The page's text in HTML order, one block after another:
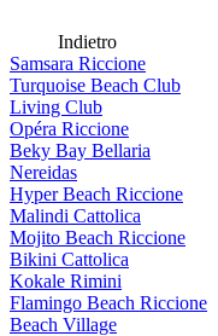
Indietro
Samsara Riccione
Turquoise Beach Club
Living Club
Opéra Riccione
Beky Bay Bellaria
Nereidas
Hyper Beach Riccione
Malindi Cattolica
Mojito Beach Riccione
Bikini Cattolica
Kokale Rimini
Flamingo Beach Riccione
Beach Village